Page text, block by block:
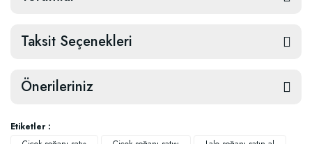
Taksit Seçenekleri
Önerileriniz
Etiketler :